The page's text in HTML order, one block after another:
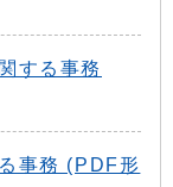
する事務
事務 (PDF形